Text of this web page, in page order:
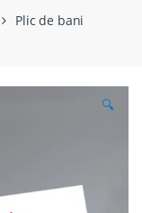
Plic de bani
🔍